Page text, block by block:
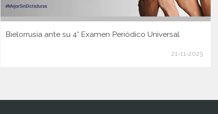
Bielorrusia ante su 4° Examen Periódico Universal
21-11-2025